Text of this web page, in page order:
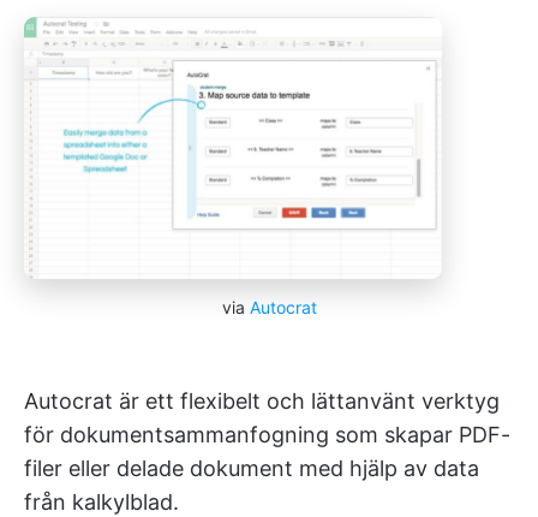
via Autocrat
Autocrat är ett flexibelt och lättanvänt verktyg
för dokumentsammanfogning som skapar PDF-
filer eller delade dokument med hjälp av data
från kalkylblad.